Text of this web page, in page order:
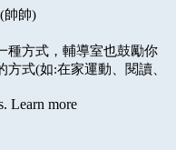
帥帥)
種方式，輔導室也鼓勵你
式(如:在家運動、閱讀、
Learn more